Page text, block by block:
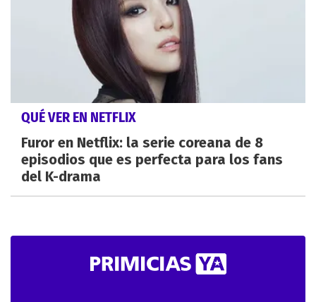
QUÉ VER EN NETFLIX
Furor en Netflix: la serie coreana de 8
episodios que es perfecta para los fans
del K-drama